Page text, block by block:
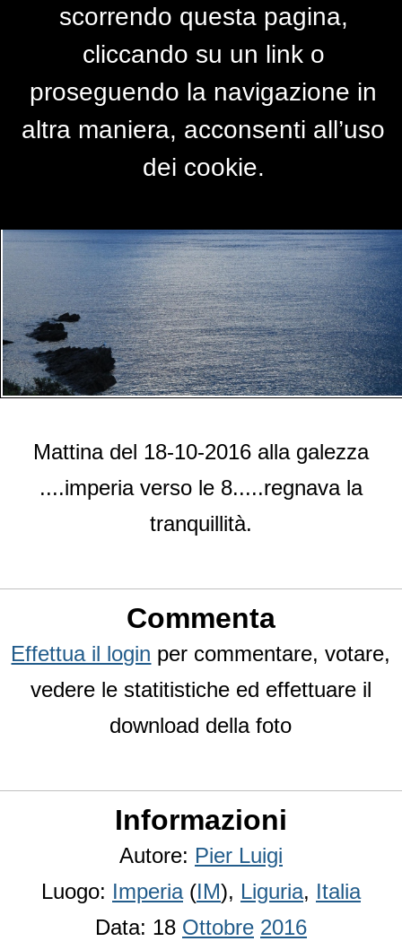
mare
diPierLuigiC
Mattina del 18-10-2016 alla galezza
....imperia verso le 8.....regnava la
tranquillità.
Commenta
Effettua il login per commentare, votare,
vedere le statitistiche ed effettuare il
download della foto
Informazioni
Autore: Pier Luigi
Luogo: Imperia(IM), Liguria, Italia
Data: 18 Ottobre 2016
scorrendo questa pagina,
cliccando su un link o
proseguendo la navigazione in
altra maniera, acconsenti all’uso
dei cookie.